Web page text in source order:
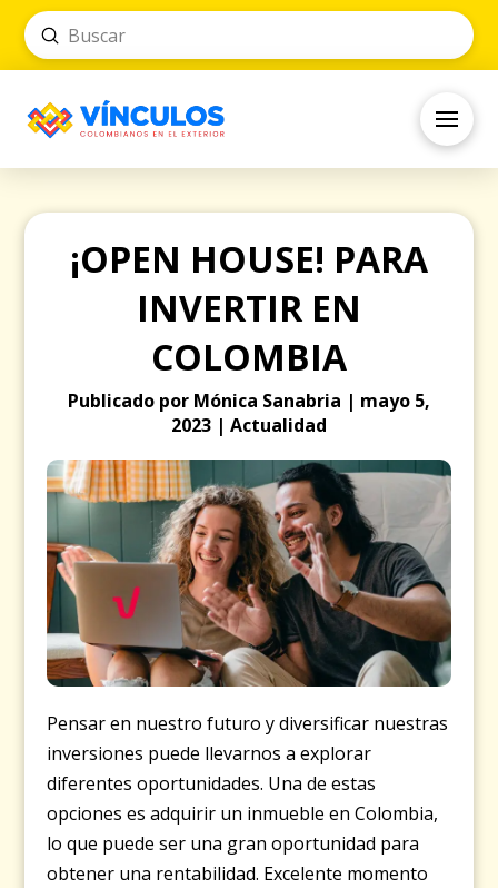
Search
Submit
¡OPEN HOUSE! PARA
INVERTIR EN
COLOMBIA
Publicado por Mónica Sanabria | mayo 5,
2023 | Actualidad
Pensar en nuestro futuro y diversificar nuestras
inversiones puede llevarnos a explorar
diferentes oportunidades. Una de estas
opciones es adquirir un inmueble en Colombia,
lo que puede ser una gran oportunidad para
obtener una rentabilidad. Excelente momento